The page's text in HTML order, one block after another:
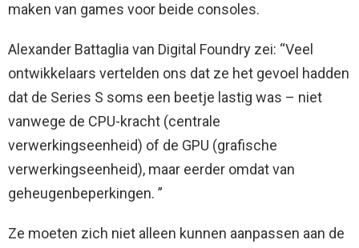
maken van games voor beide consoles.
Alexander Battaglia van Digital Foundry zei: “Veel
ontwikkelaars vertelden ons dat ze het gevoel hadden
dat de Series S soms een beetje lastig was – niet
vanwege de CPU-kracht (centrale
verwerkingseenheid) of de GPU (grafische
verwerkingseenheid), maar eerder omdat van
geheugenbeperkingen. ”
Ze moeten zich niet alleen kunnen aanpassen aan de